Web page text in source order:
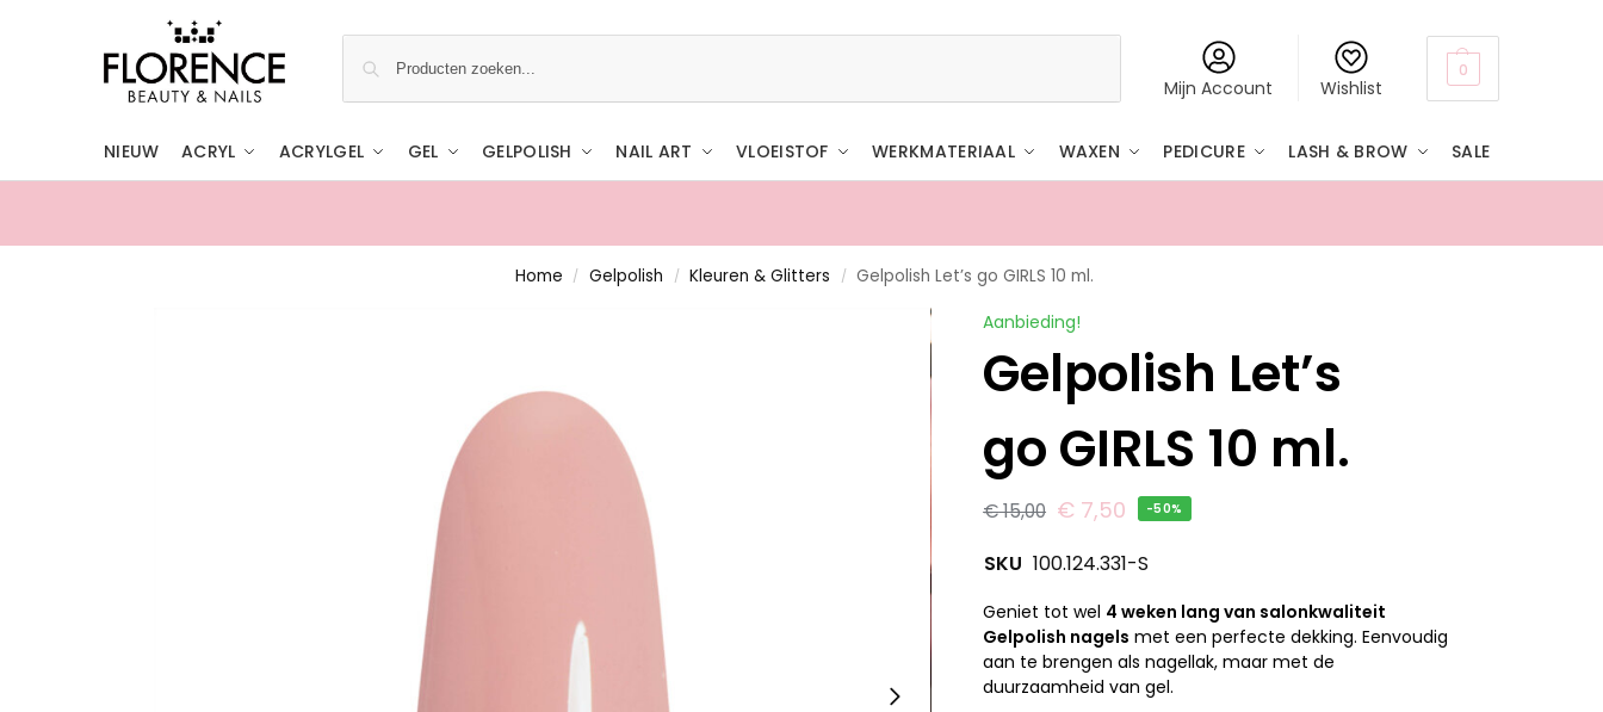
Mijn Account Wishlist
0
NIEUW ACRYL ACRYLGEL GEL GELPOLISH NAIL ART VLOEISTOF WERKMATERIAAL WAXEN PEDICURE LASH & BROW SALE
Home / Gelpolish / Kleuren & Glitters / Gelpolish Let’s go GIRLS 10 ml.
Aanbieding!
Gelpolish Let’s
go GIRLS 10 ml.
€15,00 € 7,50 -50%
SKU 100.124.331-S
Geniet tot wel 4 weken lang van salonkwaliteit
Gelpolish nagels met een perfecte dekking. Eenvoudig
aan te brengen als nagellak, maar met de
duurzaamheid van gel.